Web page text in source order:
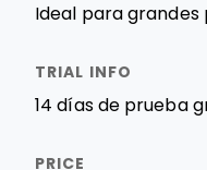
Ideal para grandes
14 días de prueba